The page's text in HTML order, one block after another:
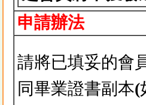
申請辦法
請將已填妥的會
同畢業證書副本(